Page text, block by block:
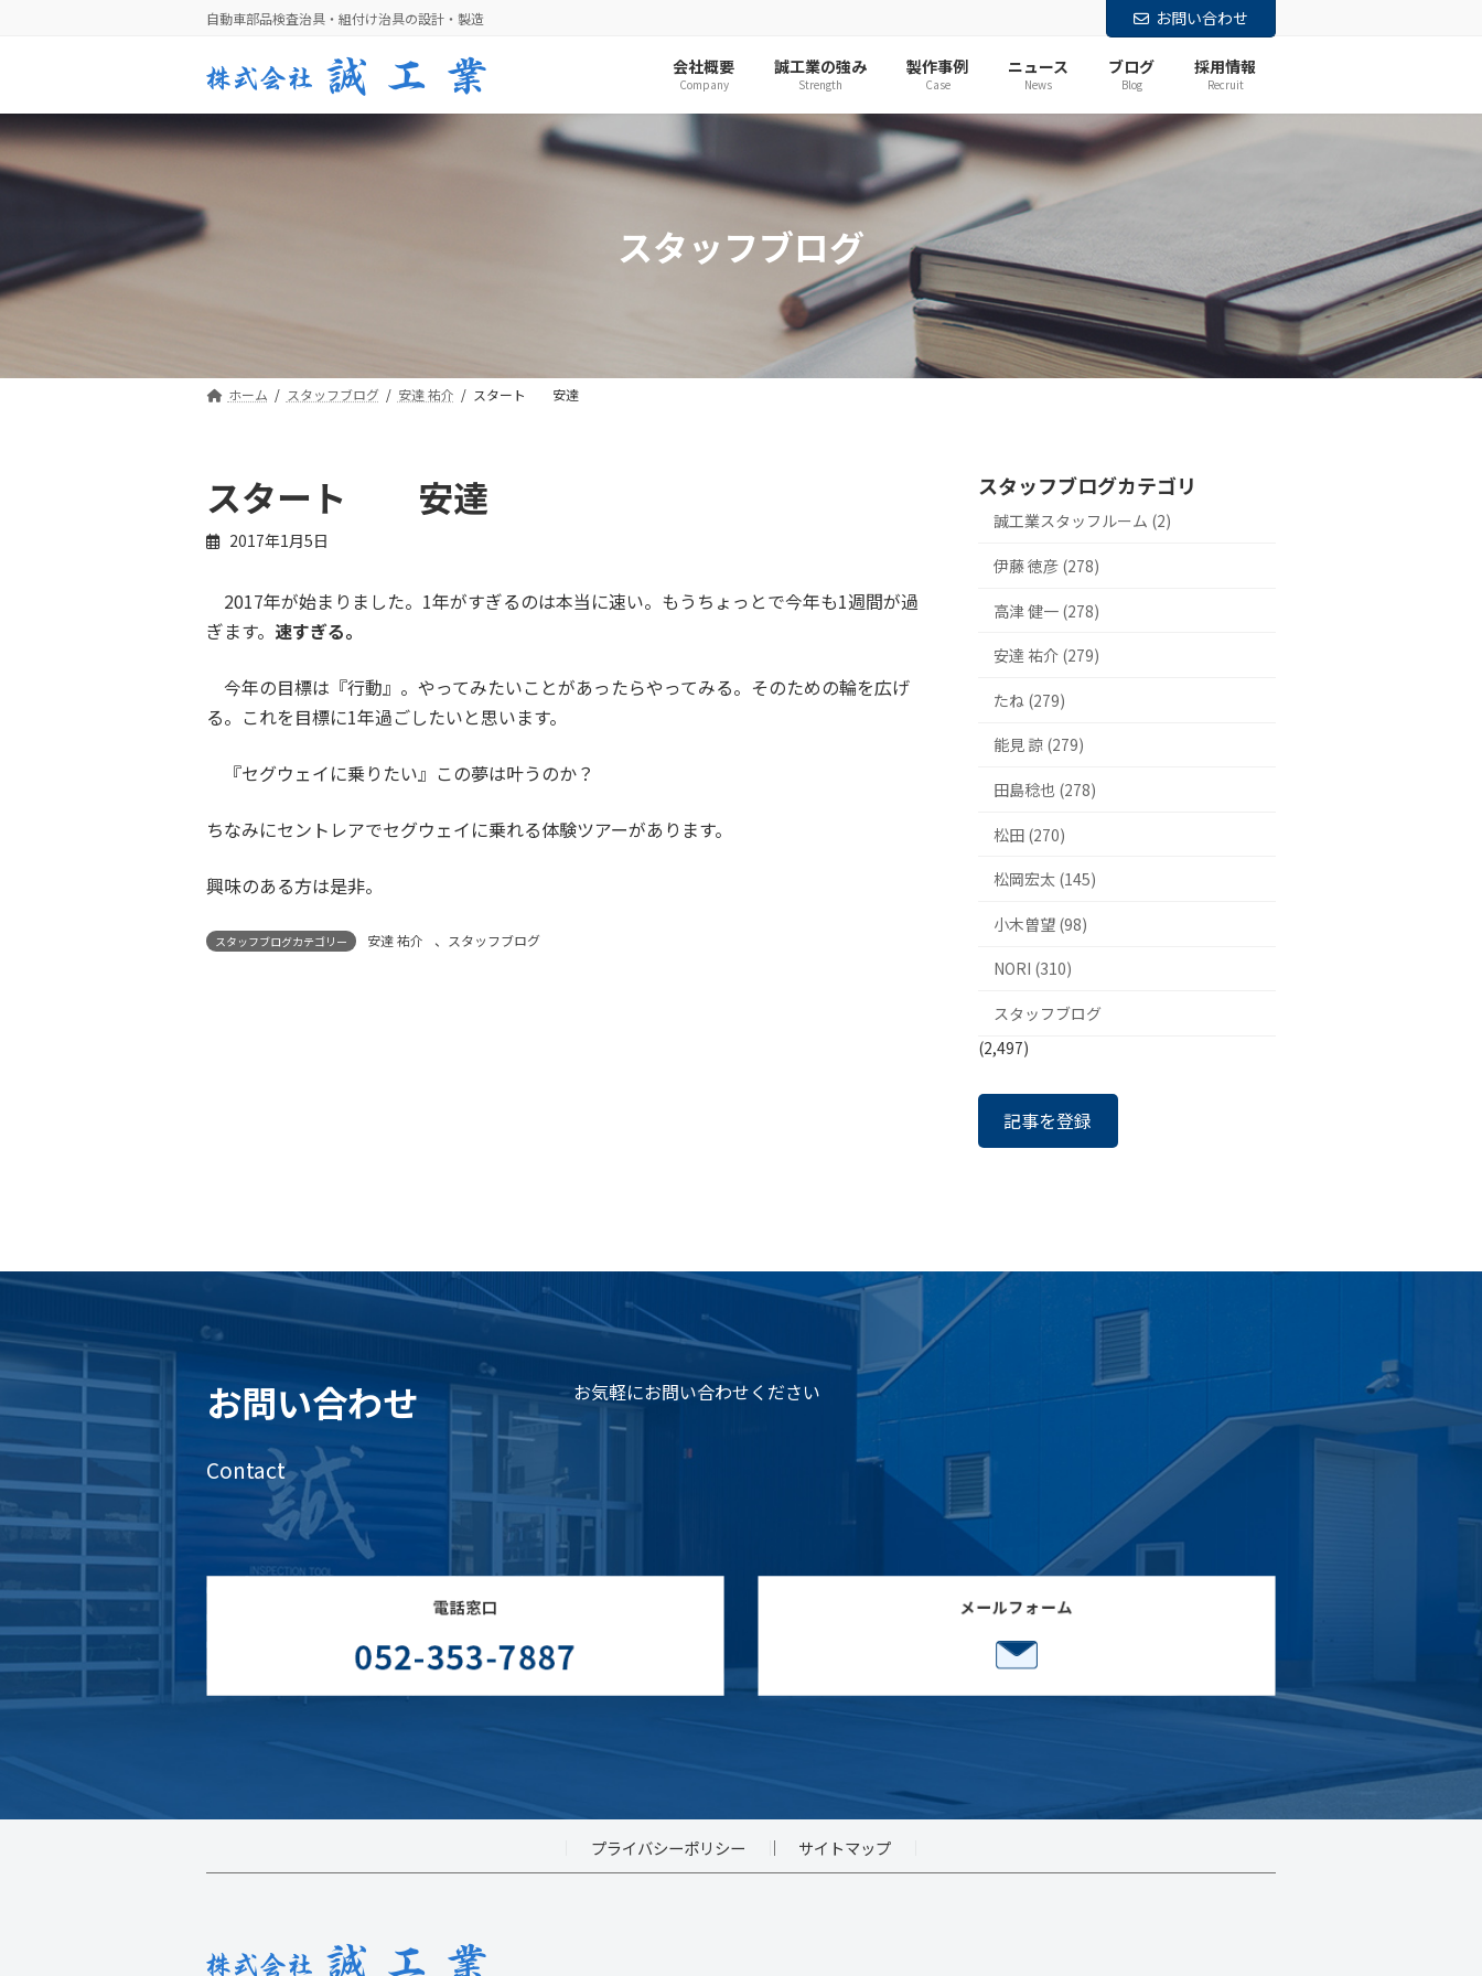
ツ
へ
ス
シ
ョ
ン
自動車部品検査治具・組付け治具の設計・製造 お問い合わせ
会社概要
Company
誠工業の強み
Strength
製作事例
Case
ニュース
News
ブログ
Blog
採用情報
Recruit
スタッフブログ
ホーム スタッフブログ 安達 祐介 スタート 安達
スタート 安達
2017年1月5日
2017年が始まりました。1年がすぎるのは本当に速い。もうちょっとで今年も1週間が過
ぎます。 速すぎる。
今年の目標は『行動』。やってみたいことがあったらやってみる。そのための輪を広げ
る。これを目標に1年過ごしたいと思います。
『セグウェイに乗りたい』この夢は叶うのか？
ちなみにセントレアでセグウェイに乗れる体験ツアーがあります。
興味のある方は是非。
スタッフブログカテゴリー 安達 祐介 、 スタッフブログ
スタッフブログカテゴリ
誠工業スタッフルーム (2)
伊藤 徳彦 (278)
高津 健一 (278)
安達 祐介 (279)
たね (279)
能見 諒 (279)
田島稔也 (278)
松田 (270)
松岡宏太 (145)
小木曽望 (98)
NORI (310)
スタッフブログ
(2,497)
記事を登録
お問い合わせ
Contact
お気軽にお問い合わせください
プライバシーポリシー サイトマップ